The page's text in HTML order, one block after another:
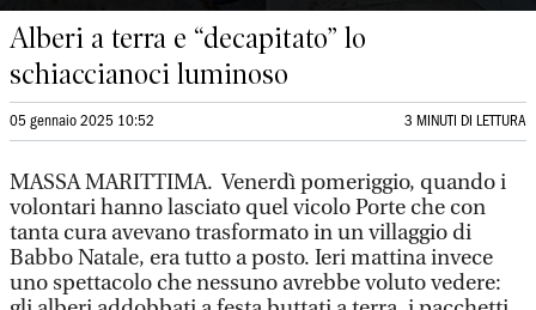
Alberi a terra e “decapitato” lo
schiaccianoci luminoso
05 gennaio 2025 10:52 3 MINUTI DI LETTURA
MASSA MARITTIMA. Venerdì pomeriggio, quando i
volontari hanno lasciato quel vicolo Porte che con
tanta cura avevano trasformato in un villaggio di
Babbo Natale, era tutto a posto. Ieri mattina invece
uno spettacolo che nessuno avrebbe voluto vedere: